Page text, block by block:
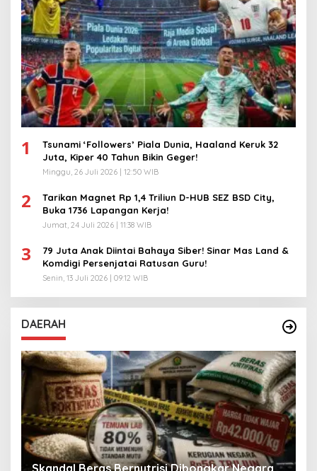
1
Tsunami ‘Followers’ Piala Dunia, Haaland Keruk 32
Juta, Kiper 40 Tahun Bikin Geger!
Minggu, 26 Juli 2026 | 12:50 WIB
2
Tarikan Magnet Rp 1,4 Triliun D-HUB SEZ BSD City,
Buka 1736 Lapangan Kerja!
Jumat, 24 Juli 2026 | 11:38 WIB
3
79 Juta Anak Diintai Bahaya Siber! Sinar Mas Land &
Komdigi Persenjatai Ratusan Guru!
Senin, 13 Juli 2026 | 09:12 WIB
DAERAH
Skandal Beras Bernutrisi Dibongkar Negara